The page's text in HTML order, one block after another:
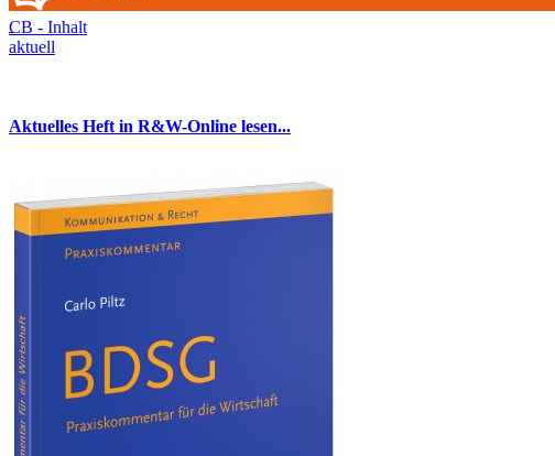
CB - Inhalt
aktuell
Aktuelles Heft in R&W-Online lesen...